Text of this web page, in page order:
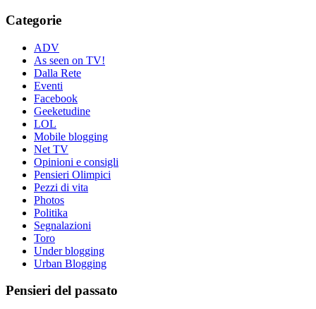
Categorie
ADV
As seen on TV!
Dalla Rete
Eventi
Facebook
Geeketudine
LOL
Mobile blogging
Net TV
Opinioni e consigli
Pensieri Olimpici
Pezzi di vita
Photos
Politika
Segnalazioni
Toro
Under blogging
Urban Blogging
Pensieri del passato